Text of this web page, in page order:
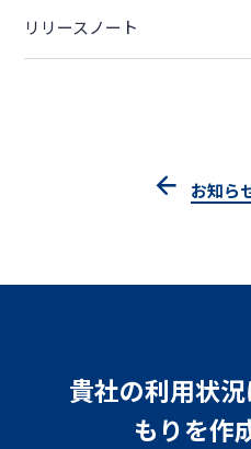
リリースノート
お知ら
貴社の利用状
もりを作